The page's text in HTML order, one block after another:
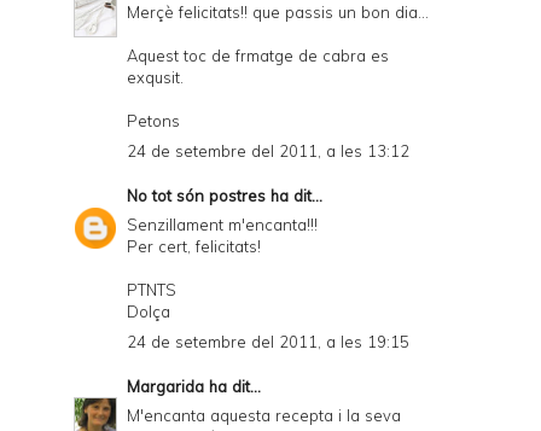
Merçè felicitats!! que passis un bon dia...
Aquest toc de frmatge de cabra es
exqusit.
Petons
24 de setembre del 2011, a les 13:12
No tot són postres ha dit...
Senzillament m'encanta!!!
Per cert, felicitats!
PTNTS
Dolça
24 de setembre del 2011, a les 19:15
Margarida ha dit...
M'encanta aquesta recepta i la seva